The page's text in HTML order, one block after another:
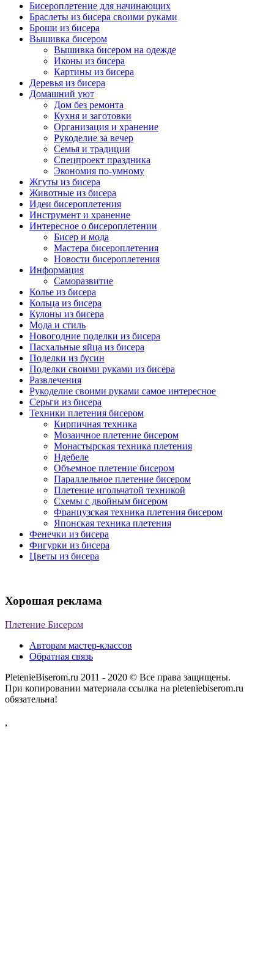
Бисероплетение для начинающих
Браслеты из бисера своими руками
Броши из бисера
Вышивка бисером
Вышивка бисером на одежде
Иконы из бисера
Картины из бисера
Деревья из бисера
Домашний уют
Дом без ремонта
Кухня и заготовки
Организация и хранение
Рукоделие за вечер
Семья и традиции
Спецпроект праздника
Экономия по-умному
Жгуты из бисера
Животные из бисера
Идеи бисероплетения
Инструмент и хранение
Интересное о бисероплетении
Бисер и мода
Мастера бисероплетения
Новости бисероплетения
Информация
Саморазвитие
Колье из бисера
Кольца из бисера
Кулоны из бисера
Мода и стиль
Новогодние поделки из бисера
Пасхальные яйца из бисера
Поделки из бусин
Поделки своими руками из бисера
Развлечения
Рукоделие своими руками самое интересное
Серьги из бисера
Техники плетения бисером
Кирпичная техника
Мозаичное плетение бисером
Монастырская техника плетения
Ндебеле
Объемное плетение бисером
Параллельное плетение бисером
Плетение игольчатой техникой
Схемы с двойным бисером
Французская техника плетения бисером
Японская техника плетения
Фенечки из бисера
Фигурки из бисера
Цветы из бисера
Хорошая реклама
Плетение Бисером
Авторам мастер-классов
Обратная связь
PletenieBiserom.ru 2011 - 2020 © Все права защищены.
При копировании материала ссылка на pleteniebiserom.ru
обязательна!
,